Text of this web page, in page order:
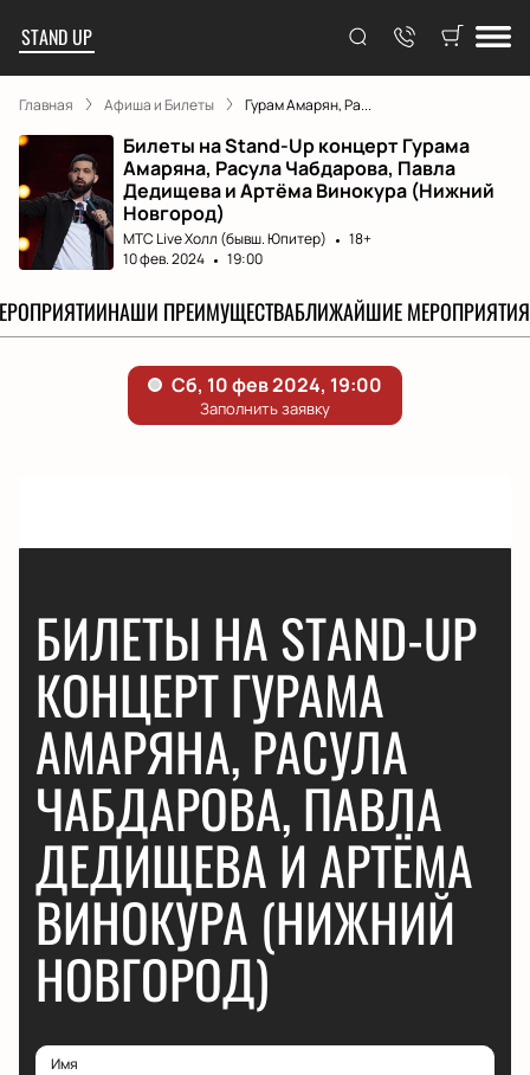
STAND UP
Главная Афиша и Билеты Гурам Амарян, Ра...
Билеты на Stand-Up концерт Гурама
Амаряна, Расула Чабдарова, Павла
Дедищева и Артёма Винокура (Нижний
Новгород)
МТС Live Холл (бывш. Юпитер)
18+
10 фев. 2024
19:00
НАШИ ПРЕИМУЩЕСТВАБЛИЖАЙШИЕ МЕРОПРИЯТИЯ
БИЛЕТЫ НА STAND-UP
КОНЦЕРТ ГУРАМА
АМАРЯНА, РАСУЛА
ЧАБДАРОВА, ПАВЛА
ДЕДИЩЕВА И АРТЁМА
ВИНОКУРА (НИЖНИЙ
НОВГОРОД)
Имя